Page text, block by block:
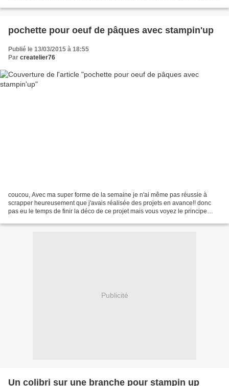
pochette pour oeuf de pâques avec stampin'up
Publié le 13/03/2015 à 18:55
Par createlier76
coucou, Avec ma super forme de la semaine je n'ai même pas réussie à
scrapper heureusement que j'avais réalisée des projets en avance!! donc
pas eu le temps de finir la déco de ce projet mais vous voyez le principe
Publicité
Un colibri sur une branche pour stampin up